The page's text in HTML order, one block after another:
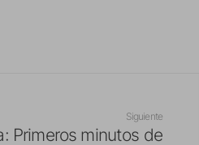
Siguiente
Primeros minutos de